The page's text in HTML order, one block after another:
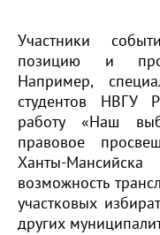
Участники
позицию и
Например,
студентов НВГУ
работу «Наш
правовое
Ханты-
возможность
участковых
других